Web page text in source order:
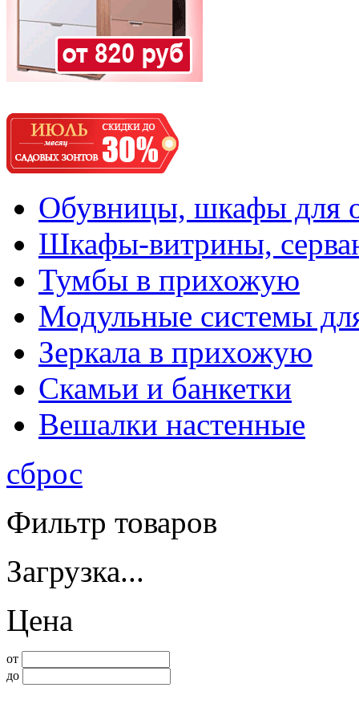
Обувницы, шкафы для
Шкафы-витрины,
Тумбы в прихожую
Модульные системы
Зеркала в прихожую
Скамьи и банкетки
Вешалки настенные
сброс
Фильтр товаров
Загрузка...
Цена
от
до